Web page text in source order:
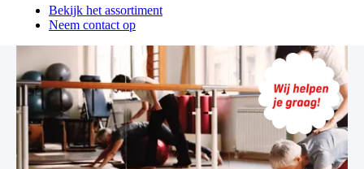
Bekijk het assortiment
Neem contact op